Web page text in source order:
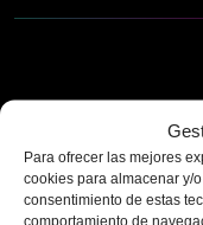
Para ofrecer las mejores
cookies para almacenar y/
consentimiento de estas
comportamiento de